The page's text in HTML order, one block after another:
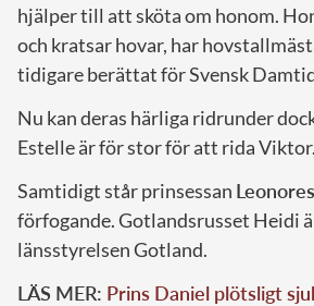
hjälper till att sköta om honom.
och kratsar hovar, har
tidigare berättat för Svensk
Nu kan deras härliga ridrunder
Estelle är för stor för att rida Viktor.
Samtidigt står prinsessan Leonores
förfogande. Gotlandsrusset Heidi
länsstyrelsen Gotland.
LÄS MER: Prins Daniel plötsligt